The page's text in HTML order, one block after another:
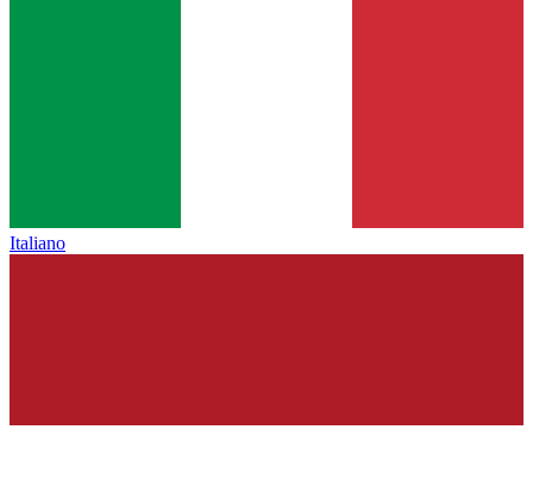
Italiano